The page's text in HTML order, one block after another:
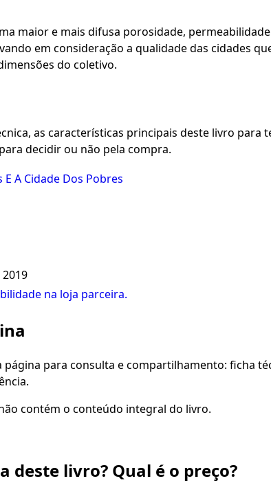
maior e mais difusa porosidade,
em consideração a qualidade das cidades
do coletivo.
as características principais deste livro para
decidir ou não pela compra.
E A Cidade Dos Pobres
na loja parceira.
para consulta e compartilhamento: ficha
contém o conteúdo integral do livro.
deste livro? Qual é o preço?